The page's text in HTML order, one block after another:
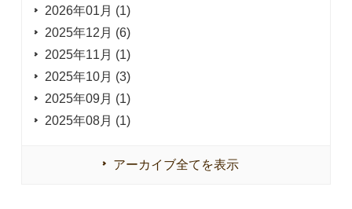
2026年01月 (1)
2025年12月 (6)
2025年11月 (1)
2025年10月 (3)
2025年09月 (1)
2025年08月 (1)
アーカイブ全てを表示